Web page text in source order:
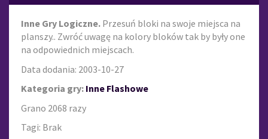
Inne Gry Logiczne. Przesuń bloki na swoje miejsca na
planszy.. Zwróć uwagę na kolory bloków tak by były one
na odpowiednich miejscach.
Data dodania: 2003-10-27
Kategoria gry: Inne Flashowe
Grano 2068 razy
Tagi: Brak